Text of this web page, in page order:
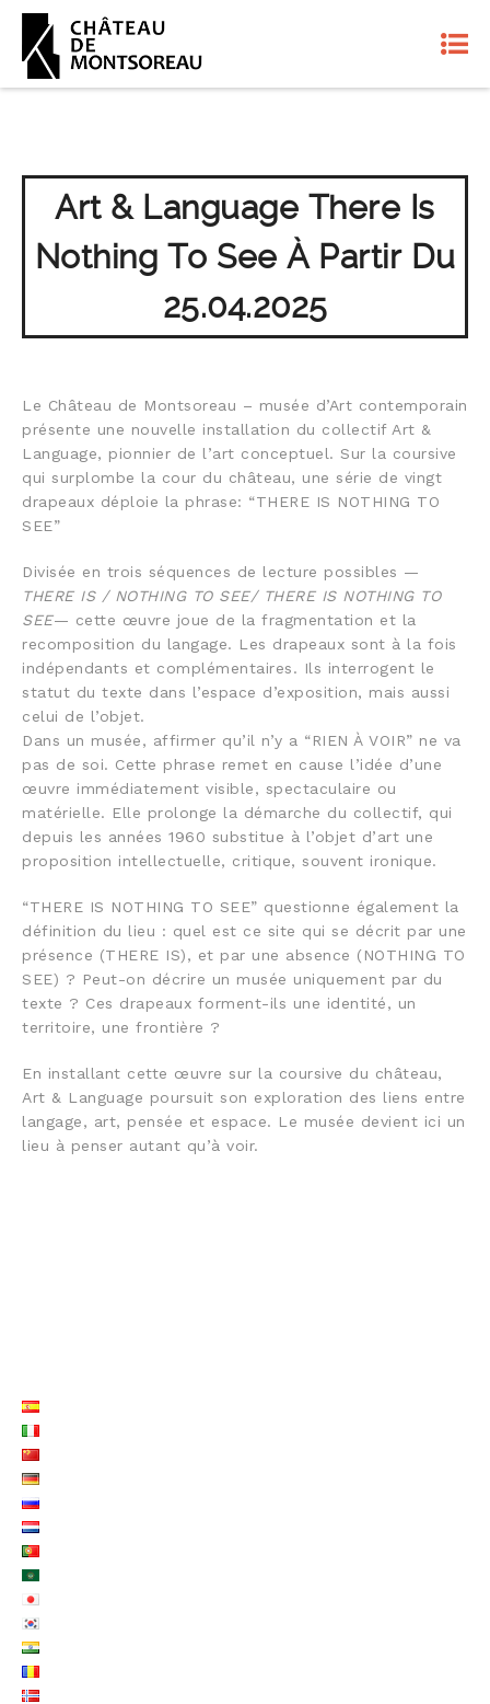
Art & Language There Is
Nothing To See À Partir Du
25.04.2025
Le Château de Montsoreau – musée d’Art contemporain
présente une nouvelle installation du collectif Art &
Language, pionnier de l’art conceptuel. Sur la coursive
qui surplombe la cour du château, une série de vingt
drapeaux déploie la phrase: “THERE IS NOTHING TO
SEE”
Divisée en trois séquences de lecture possibles —
THERE IS / NOTHING TO SEE/ THERE IS NOTHING TO
SEE— cette œuvre joue de la fragmentation et la
recomposition du langage. Les drapeaux sont à la fois
indépendants et complémentaires. Ils interrogent le
statut du texte dans l’espace d’exposition, mais aussi
celui de l’objet.
Dans un musée, affirmer qu’il n’y a “RIEN À VOIR” ne va
pas de soi. Cette phrase remet en cause l’idée d’une
œuvre immédiatement visible, spectaculaire ou
matérielle. Elle prolonge la démarche du collectif, qui
depuis les années 1960 substitue à l’objet d’art une
proposition intellectuelle, critique, souvent ironique.
“THERE IS NOTHING TO SEE” questionne également la
définition du lieu : quel est ce site qui se décrit par une
présence (THERE IS), et par une absence (NOTHING TO
SEE) ? Peut-on décrire un musée uniquement par du
texte ? Ces drapeaux forment-ils une identité, un
territoire, une frontière ?
En installant cette œuvre sur la coursive du château,
Art & Language poursuit son exploration des liens entre
langage, art, pensée et espace. Le musée devient ici un
lieu à penser autant qu’à voir.